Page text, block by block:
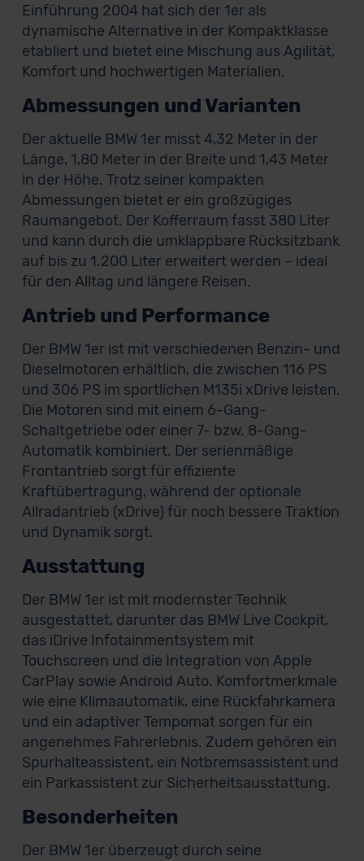
Einführung 2004 hat sich der 1er als
dynamische Alternative in der Kompaktklasse
etabliert und bietet eine Mischung aus Agilität,
Komfort und hochwertigen Materialien.
Abmessungen und Varianten
Der aktuelle BMW 1er misst 4,32 Meter in der
Länge, 1,80 Meter in der Breite und 1,43 Meter
in der Höhe. Trotz seiner kompakten
Abmessungen bietet er ein großzügiges
Raumangebot. Der Kofferraum fasst 380 Liter
und kann durch die umklappbare Rücksitzbank
auf bis zu 1.200 Liter erweitert werden – ideal
für den Alltag und längere Reisen.
Antrieb und Performance
Der BMW 1er ist mit verschiedenen Benzin- und
Dieselmotoren erhältlich, die zwischen 116 PS
und 306 PS im sportlichen M135i xDrive leisten.
Die Motoren sind mit einem 6-Gang-
Schaltgetriebe oder einer 7- bzw. 8-Gang-
Automatik kombiniert. Der serienmäßige
Frontantrieb sorgt für effiziente
Kraftübertragung, während der optionale
Allradantrieb (xDrive) für noch bessere Traktion
und Dynamik sorgt.
Ausstattung
Der BMW 1er ist mit modernster Technik
ausgestattet, darunter das BMW Live Cockpit,
das iDrive Infotainmentsystem mit
Touchscreen und die Integration von Apple
CarPlay sowie Android Auto. Komfortmerkmale
wie eine Klimaautomatik, eine Rückfahrkamera
und ein adaptiver Tempomat sorgen für ein
angenehmes Fahrerlebnis. Zudem gehören ein
Spurhalteassistent, ein Notbremsassistent und
ein Parkassistent zur Sicherheitsausstattung.
Besonderheiten
Der BMW 1er überzeugt durch seine